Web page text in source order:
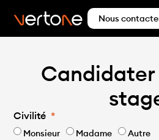
Nous
Candidater
Civilité
Monsieur Madame Autre